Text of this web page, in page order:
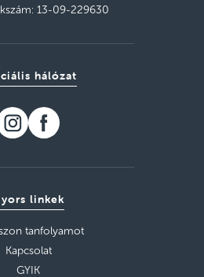
13-09-229630
linkek
tanfolyamot
Kapcsolat
GYIK
hálózat